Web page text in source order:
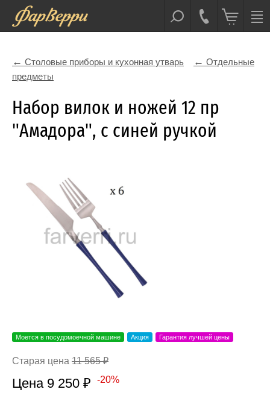
Столовые приборы и кухонная утварь
Отдельные
предметы
Набор вилок и ножей 12 пр
"Амадора", с синей ручкой
Моется в посудомоечной машине Акция Гарантия лучшей цены
Старая цена 11 565 ₽
Цена 9 250 ₽ -20%